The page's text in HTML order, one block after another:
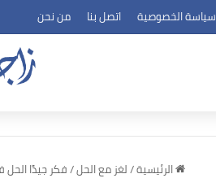
سياسة الخصوصية اتصل بنا من نحن
الرئيسية/لغز مع الحل/فكر جيدًا الحل